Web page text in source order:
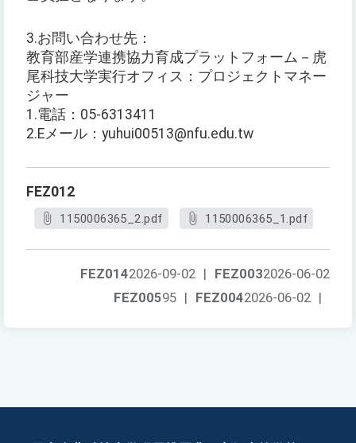
3.お問い合わせ先：
教育部産学連携協力育成プラットフォーム－虎
尾科技大学実行オフィス：プロジェクトマネー
ジャー
1.電話：05-6313411
2.Eメール：yuhui00513@nfu.edu.tw
FEZ012
1150006365_2.pdf 1150006365_1.pdf
FEZ0032026-06-02
FEZ0142026-09-02 |
FEZ0042026-06-02 |
FEZ00595 |